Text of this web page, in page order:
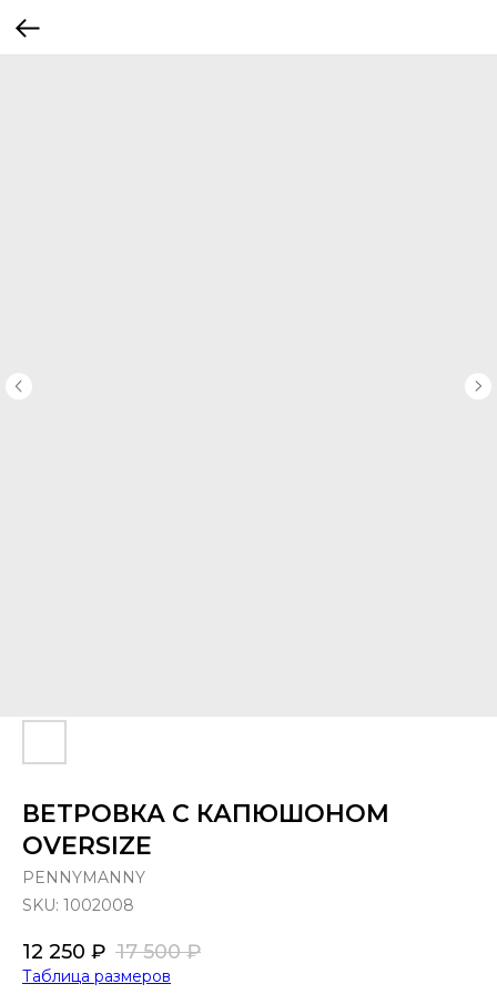
ВЕТРОВКА С КАПЮШОНОМ
OVERSIZE
PENNYMANNY
SKU: 1002008
12 250 ₽ 17 500 ₽
Таблица размеров